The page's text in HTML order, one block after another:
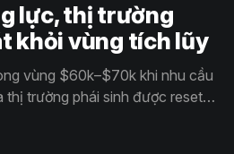
lực, thị trường
khỏi vùng tích lũy
vùng $60k–$70k khi nhu cầu
thị trường phái sinh được reset
thị trường chưa có đủ niềm